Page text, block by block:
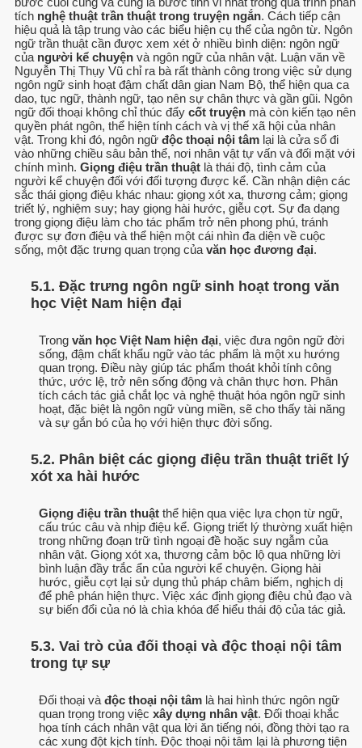
tích nghệ thuật trần thuật trong truyện ngắn. Cách tiếp cận
hiệu quả là tập trung vào các biểu hiện cụ thể của ngôn từ. Ngôn
ngữ trần thuật cần được xem xét ở nhiều bình diện: ngôn ngữ
của người kể chuyện và ngôn ngữ của nhân vật. Luận văn về
Nguyễn Thị Thụy Vũ chỉ ra bà rất thành công trong việc sử dụng
ngôn ngữ sinh hoạt đậm chất dân gian Nam Bộ, thể hiện qua ca
dao, tục ngữ, thành ngữ, tạo nên sự chân thực và gần gũi. Ngôn
ngữ đối thoại không chỉ thúc đẩy cốt truyện mà còn kiến tạo nên
quyền phát ngôn, thể hiện tính cách và vị thế xã hội của nhân
vật. Trong khi đó, ngôn ngữ độc thoại nội tâm lại là cửa sổ đi
vào những chiều sâu bản thể, nơi nhân vật tự vấn và đối mặt với
chính mình. Giọng điệu trần thuật là thái độ, tình cảm của
người kể chuyện đối với đối tượng được kể. Cần nhận diện các
sắc thái giọng điệu khác nhau: giọng xót xa, thương cảm; giọng
triết lý, nghiệm suy; hay giọng hài hước, giễu cợt. Sự đa dạng
trong giọng điệu làm cho tác phẩm trở nên phong phú, tránh
được sự đơn điệu và thể hiện một cái nhìn đa diện về cuộc
sống, một đặc trưng quan trọng của văn học đương đại.
5.1. Đặc trưng ngôn ngữ sinh hoạt trong văn
học Việt Nam hiện đại
Trong văn học Việt Nam hiện đại, việc đưa ngôn ngữ đời
sống, đậm chất khẩu ngữ vào tác phẩm là một xu hướng
quan trọng. Điều này giúp tác phẩm thoát khỏi tính công
thức, ước lệ, trở nên sống động và chân thực hơn. Phân
tích cách tác giả chắt lọc và nghệ thuật hóa ngôn ngữ sinh
hoạt, đặc biệt là ngôn ngữ vùng miền, sẽ cho thấy tài năng
và sự gắn bó của họ với hiện thực đời sống.
5.2. Phân biệt các giọng điệu trần thuật triết lý
xót xa hài hước
Giọng điệu trần thuật thể hiện qua việc lựa chọn từ ngữ,
cấu trúc câu và nhịp điệu kể. Giọng triết lý thường xuất hiện
trong những đoạn trữ tình ngoại đề hoặc suy ngẫm của
nhân vật. Giọng xót xa, thương cảm bộc lộ qua những lời
bình luận đầy trắc ẩn của người kể chuyện. Giọng hài
hước, giễu cợt lại sử dụng thủ pháp châm biếm, nghịch dị
để phê phán hiện thực. Việc xác định giọng điệu chủ đạo và
sự biến đổi của nó là chìa khóa để hiểu thái độ của tác giả.
5.3. Vai trò của đối thoại và độc thoại nội tâm
trong tự sự
Đối thoại và độc thoại nội tâm là hai hình thức ngôn ngữ
quan trọng trong việc xây dựng nhân vật. Đối thoại khắc
họa tính cách nhân vật qua lời ăn tiếng nói, đồng thời tạo ra
các xung đột kịch tính. Độc thoại nội tâm lại là phương tiện